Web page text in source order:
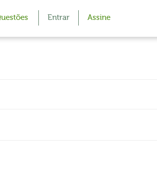
Entrar Assine